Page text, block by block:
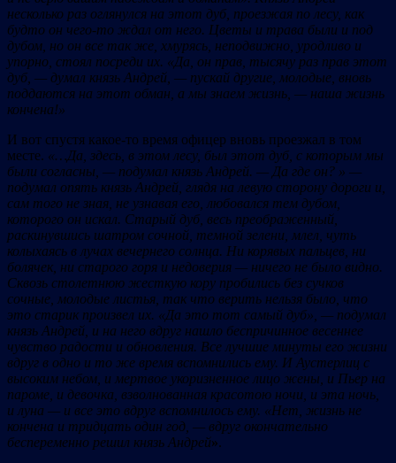
несколько раз оглянулся на этот дуб, проезжая по лесу, как
будто он чего-то ждал от него. Цветы и трава были и под
дубом, но он все так же, хмурясь, неподвижно, уродливо и
упорно, стоял посреди их. «Да, он прав, тысячу раз прав этот
дуб, — думал князь Андрей, — пускай другие, молодые, вновь
поддаются на этот обман, а мы знаем жизнь, — наша жизнь
кончена!»
И вот спустя какое-то время офицер вновь проезжал в том
месте. «…Да, здесь, в этом лесу, был этот дуб, с которым мы
были согласны, — подумал князь Андрей. — Да где он? » —
подумал опять князь Андрей, глядя на левую сторону дороги и,
сам того не зная, не узнавая его, любовался тем дубом,
которого он искал. Старый дуб, весь преображенный,
раскинувшись шатром сочной, темной зелени, млел, чуть
колыхаясь в лучах вечернего солнца. Ни корявых пальцев, ни
болячек, ни старого горя и недоверия — ничего не было видно.
Сквозь столетнюю жесткую кору пробились без сучков
сочные, молодые листья, так что верить нельзя было, что
это старик произвел их. «Да это тот самый дуб», — подумал
князь Андрей, и на него вдруг нашло беспричинное весеннее
чувство радости и обновления. Все лучшие минуты его жизни
вдруг в одно и то же время вспомнились ему. И Аустерлиц с
высоким небом, и мертвое укоризненное лицо жены, и Пьер на
пароме, и девочка, взволнованная красотою ночи, и эта ночь,
и луна — и все это вдруг вспомнилось ему. «Нет, жизнь не
кончена и тридцать один год, — вдруг окончательно
беспеременно решил князь Андрей».